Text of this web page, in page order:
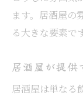
ます。居酒屋の
る大きな要素です
居酒屋が提供
居酒屋は単なる